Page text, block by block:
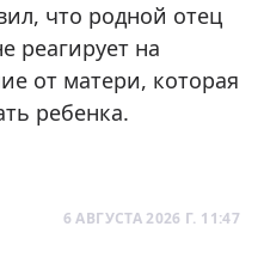
что родной отец
реагирует на
от матери, которая
ребенка.
6 АВГУСТА 2026 Г. 11:47